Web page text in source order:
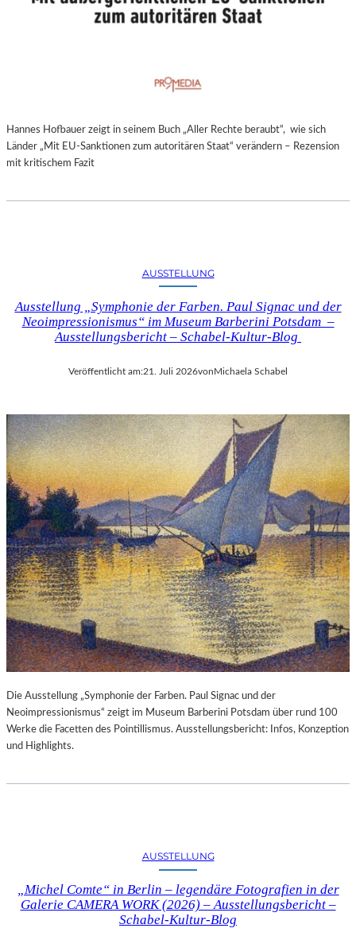
Hannes Hofbauer zeigt in seinem Buch „Aller Rechte beraubt“, wie sich
Länder „Mit EU-Sanktionen zum autoritären Staat“ verändern – Rezension
mit kritischem Fazit
AUSSTELLUNG
Ausstellung „Symphonie der Farben. Paul Signac und der
Neoimpressionismus“ im Museum Barberini Potsdam –
Ausstellungsbericht – Schabel-Kultur-Blog
Veröffentlicht am:21. Juli 2026vonMichaela Schabel
Die Ausstellung „Symphonie der Farben. Paul Signac und der
Neoimpressionismus“ zeigt im Museum Barberini Potsdam über rund 100
Werke die Facetten des Pointillismus. Ausstellungsbericht: Infos, Konzeption
und Highlights.
AUSSTELLUNG
„Michel Comte“ in Berlin – legendäre Fotografien in der
Galerie CAMERA WORK (2026) – Ausstellungsbericht –
Schabel-Kultur-Blog